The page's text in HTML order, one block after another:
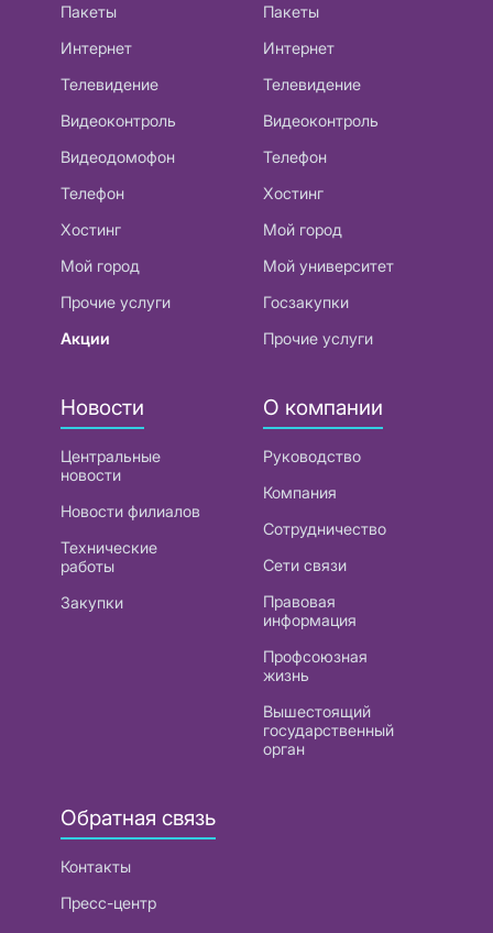
Пакеты
Интернет
Телевидение
Видеоконтроль
Видеодомофон
Телефон
Хостинг
Мой город
Прочие услуги
Акции
Пакеты
Интернет
Телевидение
Видеоконтроль
Телефон
Хостинг
Мой город
Мой университет
Госзакупки
Прочие услуги
Новости
Центральные
новости
Новости филиалов
Технические
работы
Закупки
О компании
Руководство
Компания
Сотрудничество
Сети связи
Правовая
информация
Профсоюзная
жизнь
Вышестоящий
государственный
орган
Обратная связь
Контакты
Пресс-центр